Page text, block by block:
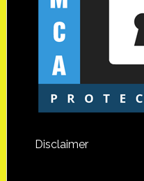
Disclaimer